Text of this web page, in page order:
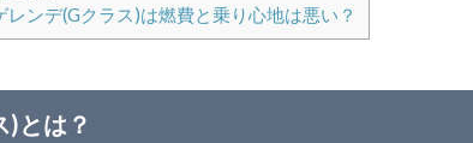
レンデ(Gクラス)は燃費と乗り心地は悪い？
)とは？